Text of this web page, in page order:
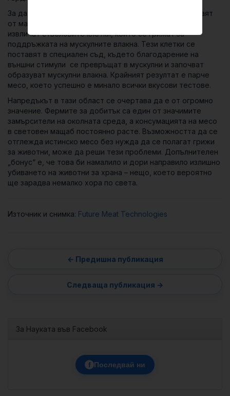
За да създадат лабораторно месо, учените се нуждаят
от малко количество животински мускул. От него те
извличат стволовите клетки, които се грижат за
поддръжката на мускулните влакна. Тези клетки се
поставят в специален съд, където благодарение на
външни стимули се превръщат в мускулни и започват
образуват мускулни влакна. Крайният резултат е парче
месо, което успешно е минало всички вкусови тестове.
Напредъкът в тази област се очертава да е от огромно
значение. Фермите за добитък са един от значимите
замърсители на околната среда, а консумацията на месо
в световен мащаб постоянно расте. Възможността да се
отглежда истинско месо без нужда да се полагат грижи
за животни, може да реши тези проблеми. Допълнителен
„бонус“ е, че това би намалило и дори направило излишно
убиването на животни за храна – нещо, което вероятно
ще зарадва немалко хора по света.
Източник и снимка: Future Meat Technologies
За Науката във Facebook
f Последвай ни